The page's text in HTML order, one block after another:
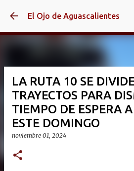
Ir al contenido
El Ojo de Aguascalientes
LA RUTA 10 SE
TRAYECTOS PARA
TIEMPO DE ESPERA
ESTE DOMINGO
noviembre 01, 2024